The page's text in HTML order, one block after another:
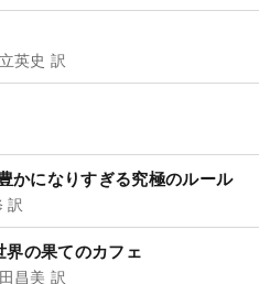
英史 訳
になりすぎる究極のルール
訳
の果てのカフェ
昌美 訳